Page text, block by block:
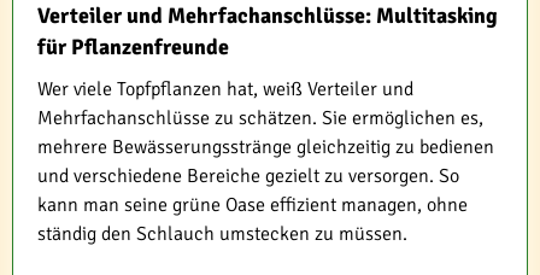
Verteiler und Mehrfachanschlüsse: Multitasking
für Pflanzenfreunde
Wer viele Topfpflanzen hat, weiß Verteiler und
Mehrfachanschlüsse zu schätzen. Sie ermöglichen es,
mehrere Bewässerungsstränge gleichzeitig zu bedienen
und verschiedene Bereiche gezielt zu versorgen. So
kann man seine grüne Oase effizient managen, ohne
ständig den Schlauch umstecken zu müssen.